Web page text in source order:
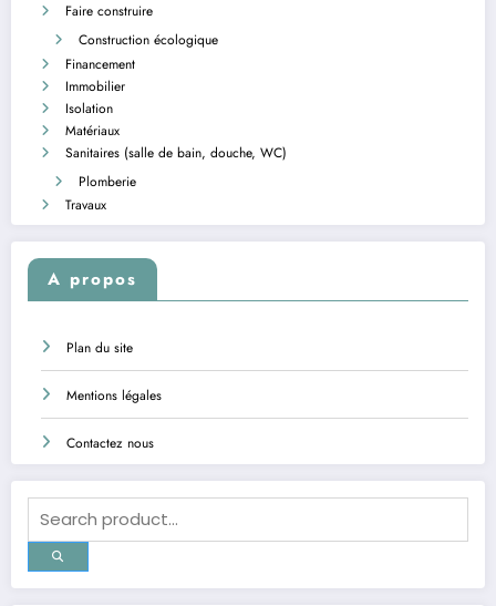
Faire construire
Construction écologique
Financement
Immobilier
Isolation
Matériaux
Sanitaires (salle de bain, douche, WC)
Plomberie
Travaux
A propos
Plan du site
Mentions légales
Contactez nous